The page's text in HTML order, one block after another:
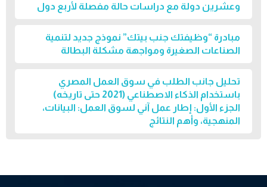
وعشرين دولة مع دراسات حالة مفصلة لأربع دول
مبادرة “وظيفتك جنب بيتك” نموذج جديد لتنمية
الصناعات الصغيرة ومواجهة مشكلة البطالة
تحليل جانب الطلب في سوق العمل المصري
باستخدام الذكاء الاصطناعي (2021 حتى تاريخه)
الجزء الأول: إطار عمل آني لسوق العمل: البيانات،
المنهجية، وأهم النتائج